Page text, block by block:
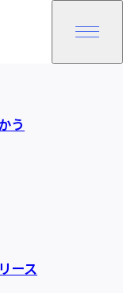
う
ース
」が
ット予